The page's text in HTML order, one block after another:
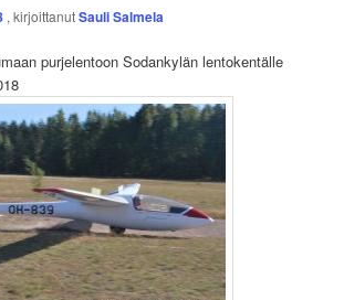
, kirjoittanutSauli Salmela
purjelentoon Sodankylän lentokentälle